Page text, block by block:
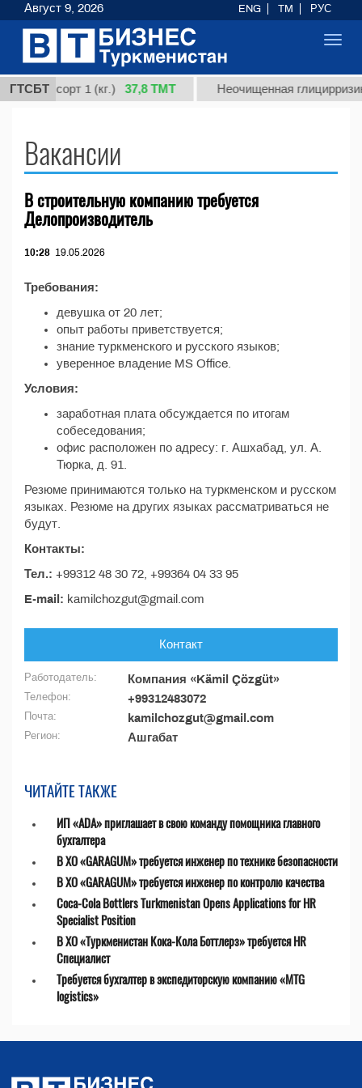
ГТСБТсорт 1 (кг.) 37,8 ТМТ Неочищенная
Вакансии
В строительную компанию требуется
Делопроизводитель
10:28 19.05.2026
Требования:
девушка от 20 лет;
опыт работы приветствуется;
знание туркменского и русского языков;
уверенное владение MS Office.
Условия:
заработная плата обсуждается по итогам
собеседования;
офис расположен по адресу: г. Ашхабад, ул. А.
Тюрка, д. 91.
Резюме принимаются только на туркменском и русском
языках. Резюме на других языках рассматриваться не
будут.
Контакты:
Тел.: +99312 48 30 72, +99364 04 33 95
E-mail: kamilchozgut@gmail.com
Контакт
Работодатель: Компания «Kämil Çözgüt»
Телефон: +99312483072
Почта: kamilchozgut@gmail.com
Регион: Ашгабат
ЧИТАЙТЕ ТАКЖЕ
ИП «ADA» приглашает в свою команду помощника главного
бухгалтера
В ХО «GARAGUM» требуется инженер по технике безопасности
В ХО «GARAGUM» требуется инженер по контролю качества
Coca-Cola Bottlers Turkmenistan Opens Applications for HR
Specialist Position
В ХО «Туркменистан Кока-Кола Боттлерз» требуется HR
Специалист
Требуется бухгалтер в экспедиторскую компанию «MTG
logistics»
Август 9, 2026 ENG TM РУС